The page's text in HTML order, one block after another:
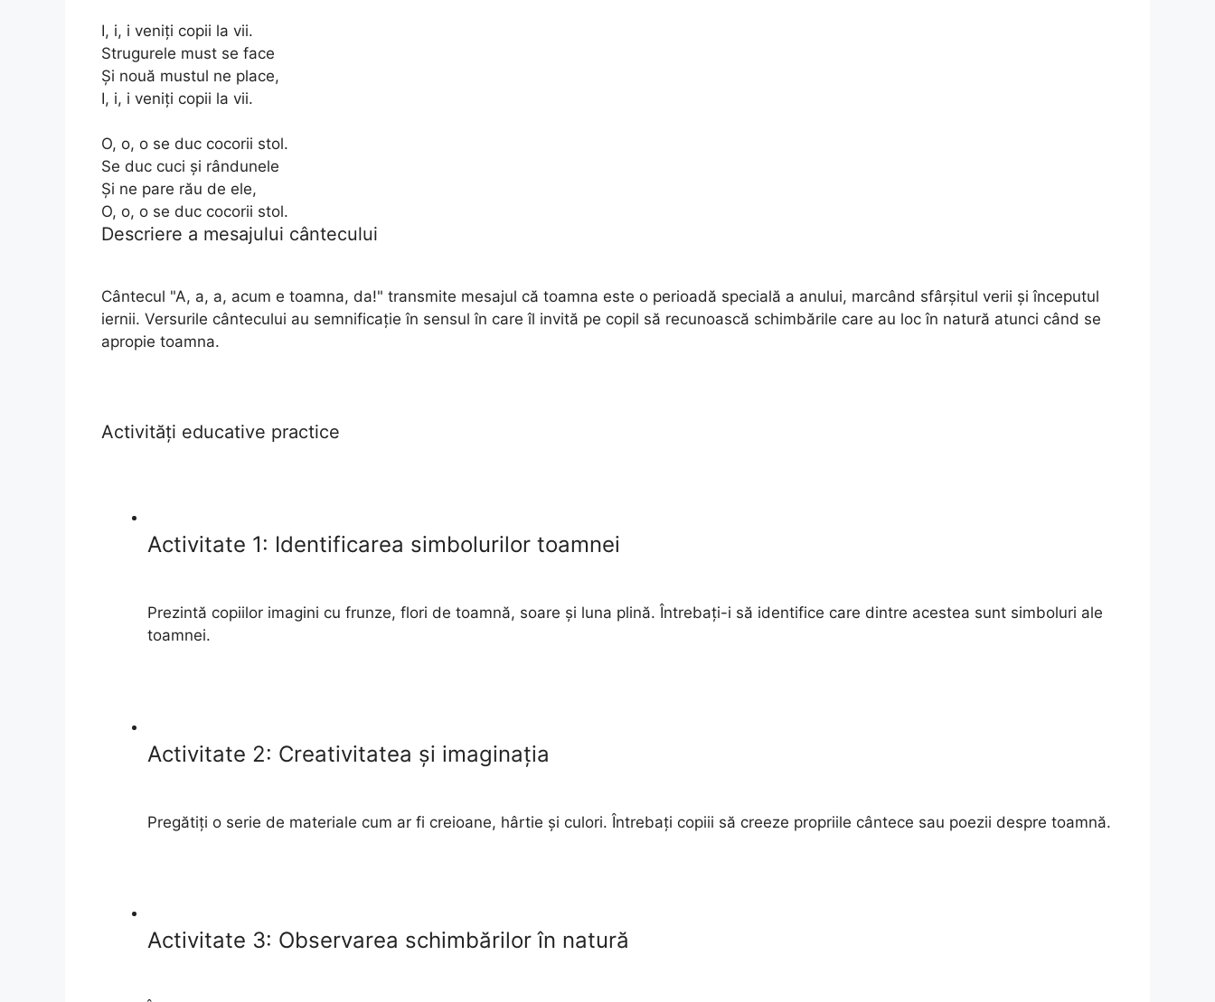
I, i, i veniţi copii la vii.
Strugurele must se face
Şi nouă mustul ne place,
I, i, i veniţi copii la vii.
O, o, o se duc cocorii stol.
Se duc cuci şi rândunele
Şi ne pare rău de ele,
O, o, o se duc cocorii stol.
Descriere a mesajului cântecului
Cântecul "A, a, a, acum e toamna, da!" transmite mesajul că toamna este o perioadă specială a anului, marcând sfârșitul verii și începutul
iernii. Versurile cântecului au semnificație în sensul în care îl invită pe copil să recunoască schimbările care au loc în natură atunci când se
apropie toamna.
Activități educative practice
Activitate 1: Identificarea simbolurilor toamnei
Prezintă copiilor imagini cu frunze, flori de toamnă, soare și luna plină. Întrebați-i să identifice care dintre acestea sunt simboluri ale
toamnei.
Activitate 2: Creativitatea și imaginația
Pregătiți o serie de materiale cum ar fi creioane, hârtie și culori. Întrebați copiii să creeze propriile cântece sau poezii despre toamnă.
Activitate 3: Observarea schimbărilor în natură